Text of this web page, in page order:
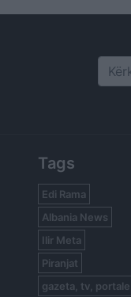
Tags
Edi Rama
Albania News
Ilir Meta
Piranjat
gazeta, tv, portale